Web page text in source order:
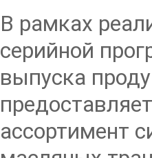
В рамках
серийной
выпуска
ассортимент